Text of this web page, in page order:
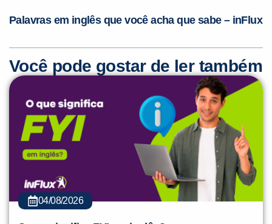
Palavras em inglês que você acha que sabe – inFlux
Você pode gostar de ler também
04/08/2026